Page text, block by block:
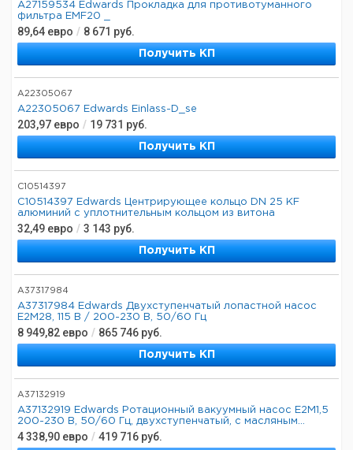
A27159534 Edwards Прокладка для противотуманного
фильтра EMF20 _
89,64 евро / 8 671 руб.
Получить КП
A22305067
A22305067 Edwards Einlass-D_se
203,97 евро / 19 731 руб.
Получить КП
C10514397
C10514397 Edwards Центрирующее кольцо DN 25 KF
алюминий с уплотнительным кольцом из витона
32,49 евро / 3 143 руб.
Получить КП
A37317984
A37317984 Edwards Двухступенчатый лопастной насос
E2M28, 115 В / 200-230 В, 50/60 Гц
8 949,82 евро / 865 746 руб.
Получить КП
A37132919
A37132919 Edwards Ротационный вакуумный насос E2M1,5
200-230 В, 50/60 Гц, двухступенчатый, с масляным...
4 338,90 евро / 419 716 руб.